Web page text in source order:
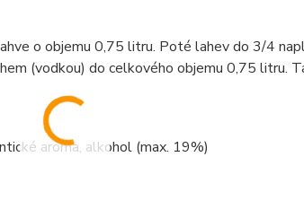
o objemu 0,75 litru. Poté lahev do 3/4
(vodkou) do celkového objemu 0,75 litru.
aroma, alkohol (max. 19%)